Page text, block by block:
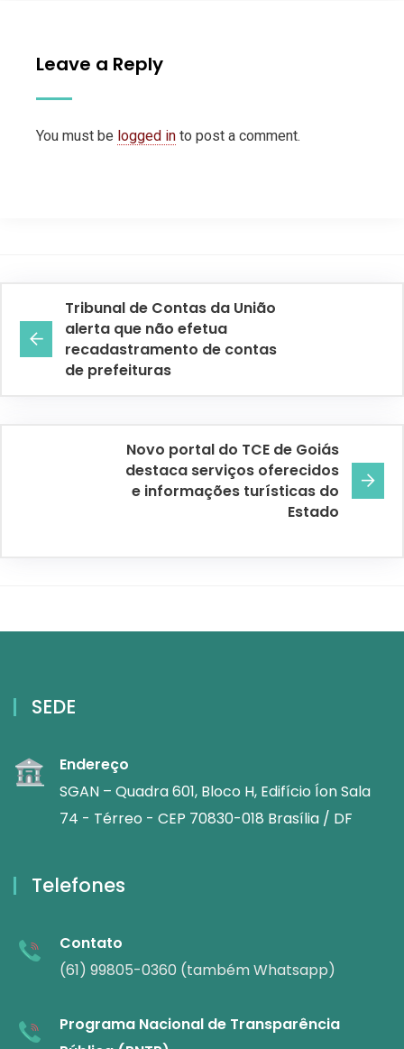
Leave a Reply
You must be logged in to post a comment.
Tribunal de Contas da União
alerta que não efetua
recadastramento de contas
de prefeituras
Novo portal do TCE de Goiás
destaca serviços oferecidos
e informações turísticas do
Estado
SEDE
Endereço
SGAN – Quadra 601, Bloco H, Edifício Íon Sala
74 - Térreo - CEP 70830-018 Brasília / DF
Telefones
Contato
(61) 99805-0360 (também Whatsapp)
Programa Nacional de Transparência